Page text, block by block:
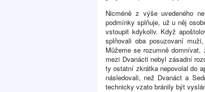
Nicméně z výše uvedeného
podmínky splňuje, už u něj
vstoupit kdykoliv. Když
splňovali oba posuzovaní
Můžeme se rozumně
mezi Dvanácti nebyl zásadní
ty ostatní zkrátka nepovolal do
následovali, než Dvanáct a
technicky vzato bránily být